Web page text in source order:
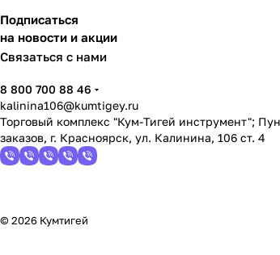
Подписаться
на новости и акции
Связаться с нами
8 800 700 88 46
kalinina106@kumtigey.ru
Торговый комплекс "Кум-Тигей инструмент";
заказов, г. Красноярск, ул. Калинина, 106 ст. 4
© 2026 Кумтигей